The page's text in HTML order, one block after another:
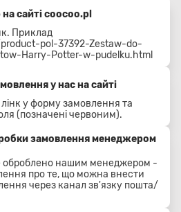
сайті coocoo.pl
Приклад
pol-37392-Zestaw-do-
Harry-Potter-w-pudelku.html
у нас на сайті
у форму замовлення та
(позначені червоним).
замовлення менеджером
оброблено нашим менеджером -
про те, що можна внести
через канал зв'язку пошта/